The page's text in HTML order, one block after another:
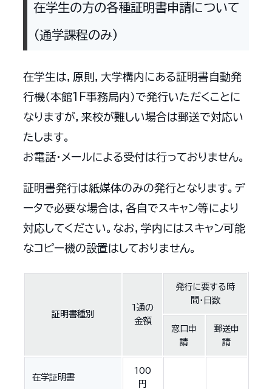
在学生の方の各種証明書申請について
（通学課程のみ）
在学生は，原則，大学構内にある証明書自動発
行機（本館1F事務局内）で発行いただくことに
なりますが，来校が難しい場合は郵送で対応い
たします。
お電話・メールによる受付は行っておりません。
証明書発行は紙媒体のみの発行となります。デ
ータで必要な場合は，各自でスキャン等により
対応してください。なお，学内にはスキャン可能
なコピー機の設置はしておりません。
証明書種別
1通の
金額
発行に要する時
間・日数
窓口申
請
郵送申
請
在学証明書
100
円